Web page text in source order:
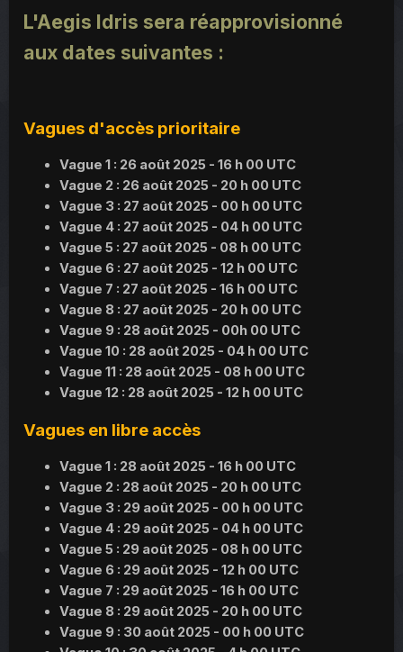
L'Aegis Idris sera réapprovisionné
aux dates suivantes :
Vagues d'accès prioritaire
Vague 1 : 26 août 2025 - 16 h 00 UTC
Vague 2 : 26 août 2025 - 20 h 00 UTC
Vague 3 : 27 août 2025 - 00 h 00 UTC
Vague 4 : 27 août 2025 - 04 h 00 UTC
Vague 5 : 27 août 2025 - 08 h 00 UTC
Vague 6 : 27 août 2025 - 12 h 00 UTC
Vague 7 : 27 août 2025 - 16 h 00 UTC
Vague 8 : 27 août 2025 - 20 h 00 UTC
Vague 9 : 28 août 2025 - 00h 00 UTC
Vague 10 : 28 août 2025 - 04 h 00 UTC
Vague 11 : 28 août 2025 - 08 h 00 UTC
Vague 12 : 28 août 2025 - 12 h 00 UTC
Vagues en libre accès
Vague 1 : 28 août 2025 - 16 h 00 UTC
Vague 2 : 28 août 2025 - 20 h 00 UTC
Vague 3 : 29 août 2025 - 00 h 00 UTC
Vague 4 : 29 août 2025 - 04 h 00 UTC
Vague 5 : 29 août 2025 - 08 h 00 UTC
Vague 6 : 29 août 2025 - 12 h 00 UTC
Vague 7 : 29 août 2025 - 16 h 00 UTC
Vague 8 : 29 août 2025 - 20 h 00 UTC
Vague 9 : 30 août 2025 - 00 h 00 UTC